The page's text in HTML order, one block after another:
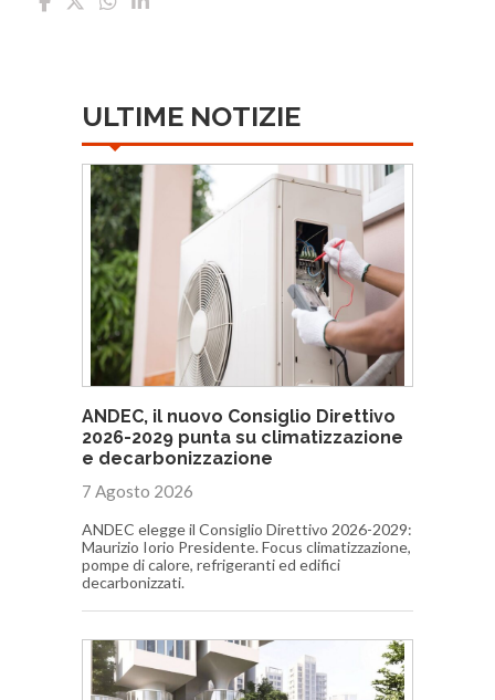
ULTIME NOTIZIE
ANDEC, il nuovo Consiglio Direttivo
2026-2029 punta su climatizzazione
e decarbonizzazione
7 Agosto 2026
ANDEC elegge il Consiglio Direttivo 2026-2029:
Maurizio Iorio Presidente. Focus climatizzazione,
pompe di calore, refrigeranti ed edifici
decarbonizzati.